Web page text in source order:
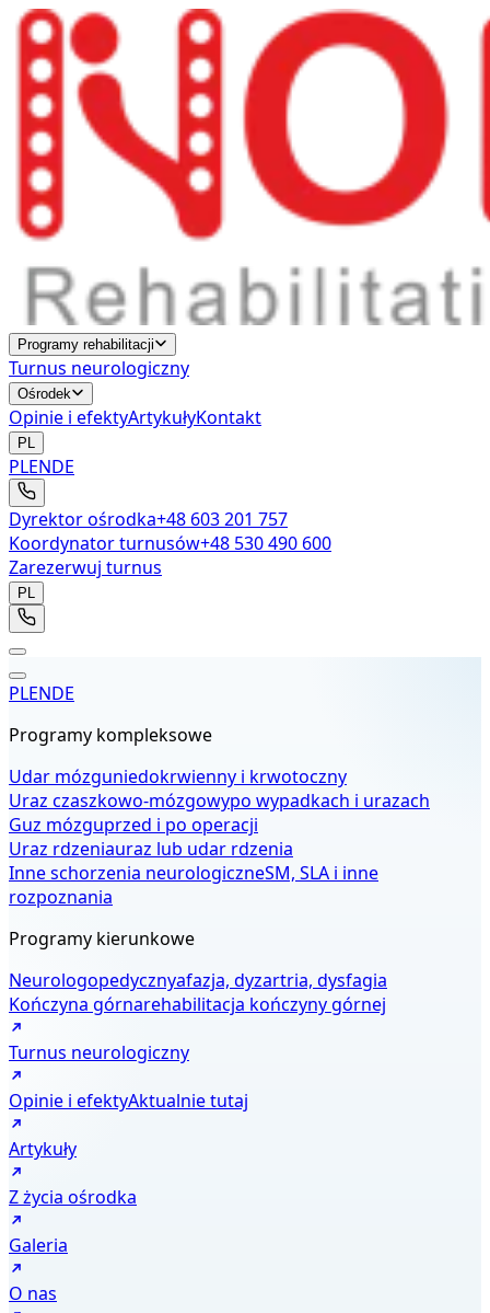
Programy rehabilitacji
Turnus neurologiczny
Ośrodek
Opinie i efektyArtykułyKontakt
PL
PLENDE
Dyrektor ośrodka+48 603 201 757
Koordynator turnusów+48 530 490 600
Zarezerwuj turnus
PL
PLENDE
Programy kompleksowe
Udar mózguniedokrwienny i krwotoczny
Uraz czaszkowo-mózgowypo wypadkach i urazach
Guz mózguprzed i po operacji
Uraz rdzeniauraz lub udar rdzenia
Inne schorzenia neurologiczneSM, SLA i inne
rozpoznania
Programy kierunkowe
Neurologopedycznyafazja, dyzartria, dysfagia
Kończyna górnarehabilitacja kończyny górnej
Turnus neurologiczny
Opinie i efektyAktualnie tutaj
Artykuły
Z życia ośrodka
Galeria
O nas